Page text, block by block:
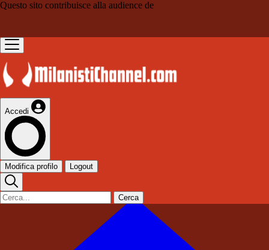
Questo sito contribuisce alla audience de
Accedi
Modifica profilo Logout
Cerca